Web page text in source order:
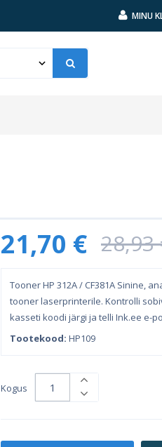
MINU
21,70 € 28,93
Tooner HP 312A / CF381A Sinine,
tooner laserprinterile. Kontrolli
kasseti koodi järgi ja telli Ink.ee e-
Tootekood: HP109
Kogus